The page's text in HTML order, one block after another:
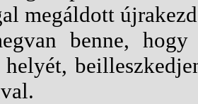
megáldott
benne,